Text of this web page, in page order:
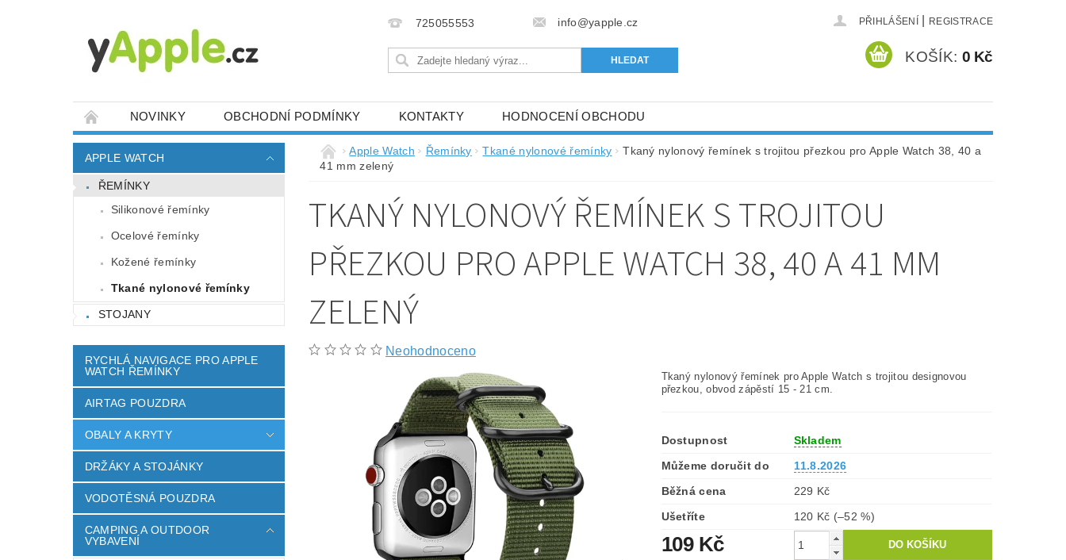
725055553 info@yapple.cz PŘIHLÁŠENÍ REGISTRACE
KOŠÍK: 0 Kč
NOVINKY OBCHODNÍ PODMÍNKY KONTAKTY HODNOCENÍ OBCHODU
APPLE WATCH
ŘEMÍNKY
Silikonové řemínky
Ocelové řemínky
Kožené řemínky
Tkané nylonové řemínky
STOJANY
RYCHLÁ NAVIGACE PRO APPLE
WATCH ŘEMÍNKY
AIRTAG POUZDRA
OBALY A KRYTY
DRŽÁKY A STOJÁNKY
VODOTĚSNÁ POUZDRA
CAMPING A OUTDOOR
VYBAVENÍ
Apple Watch Řemínky Tkané nylonové řemínky
Tkaný nylonový řemínek s trojitou přezkou pro Apple Watch 38, 40 a
41 mm zelený
TKANÝ NYLONOVÝ ŘEMÍNEK S TROJITOU
PŘEZKOU PRO APPLE WATCH 38, 40 A 41 MM
ZELENÝ
Neohodnoceno
Tkaný nylonový řemínek pro Apple Watch s trojitou designovou
přezkou, obvod zápěstí 15 - 21 cm.
Dostupnost
Skladem
Můžeme doručit do
11.8.2026
Běžná cena
229 Kč
Ušetříte
120 Kč (–52 %)
109 Kč